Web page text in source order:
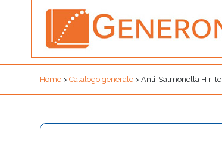
Home > Catalogo generale > Anti-Salmonella H r: